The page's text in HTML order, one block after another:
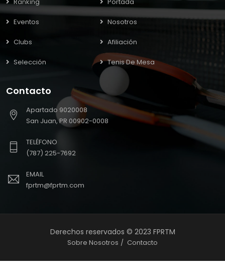
Eventos
Clubs
Selección
Nosotros
Afiliación
Tenis De Mesa
Contacto
Apartado 9020008
San Juan, PR 00902-0008
TELÉFONO
(787) 225-7692
EMAIL
fprtm@fprtm.com
Derechos reservados © 2023 FPRTM
Sobre Nosotros Contacto